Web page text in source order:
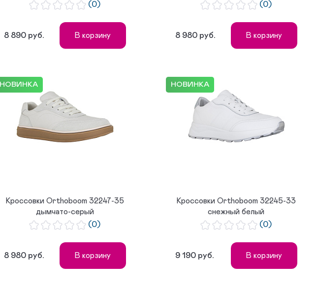
(0)
8 890 руб. В корзину
(0)
8 980 руб. В корзину
НОВИНКА
Кроссовки Orthoboom 32247-35
дымчато-серый
(0)
8 980 руб. В корзину
НОВИНКА
Кроссовки Orthoboom 32245-33
снежный белый
(0)
9 190 руб. В корзину